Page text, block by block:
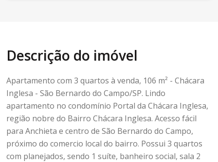
Descrição do imóvel
Apartamento com 3 quartos à venda, 106 m² - Chácara
Inglesa - São Bernardo do Campo/SP. Lindo
apartamento no condomínio Portal da Chácara Inglesa,
região nobre do Bairro Chácara Inglesa. Acesso fácil
para Anchieta e centro de São Bernardo do Campo,
próximo do comercio local do bairro. Possui 3 quartos
com planejados, sendo 1 suíte, banheiro social, sala 2